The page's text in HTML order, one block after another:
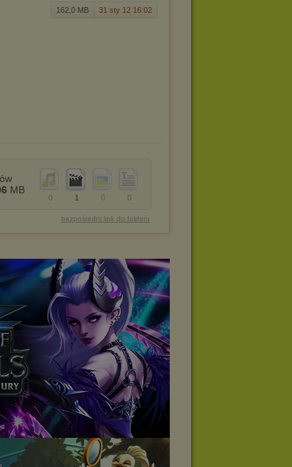
162,0 MB 31 sty 12 16:02
0
0
1
0
MB
bezpośredni link do folderu